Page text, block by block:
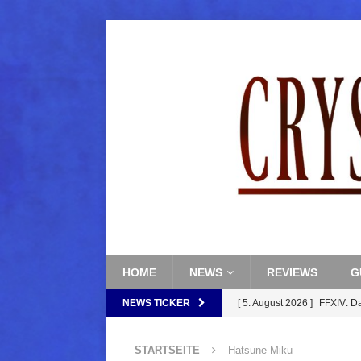
HOME NEWS REVIEWS
NEWS TICKER [ 5. August 2026 ] FFXIV:
STARTSEITE Hatsune Miku